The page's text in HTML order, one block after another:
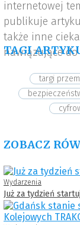
internetowej
publikuje
także inne
nawiązujące
TAGI
targi
ZOBACZ
Wydarzenia
Już za tydzień